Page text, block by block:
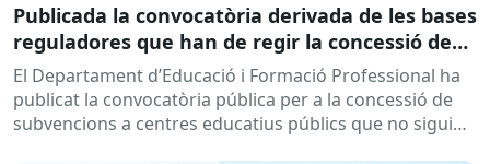
Publicada la convocatòria derivada de les bases
reguladores que han de regir la concessió de
subvencions a centres educatius, per al
desenvolupament de programes de formació i
inserció, durant el curs 2026-2027
El Departament d’Educació i Formació Professional ha
publicat la convocatòria pública per a la concessió de
subvencions a centres educatius públics que no siguin